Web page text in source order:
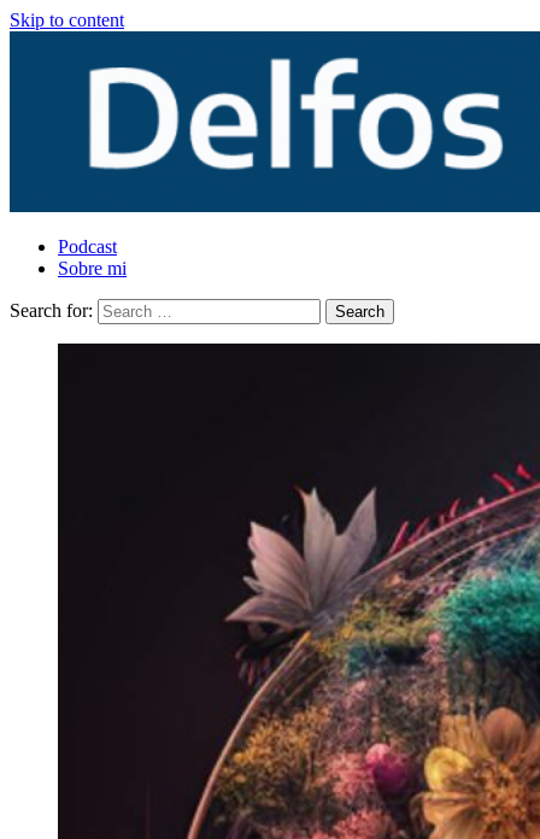
Skip to content
Podcast
Sobre mi
Search for: